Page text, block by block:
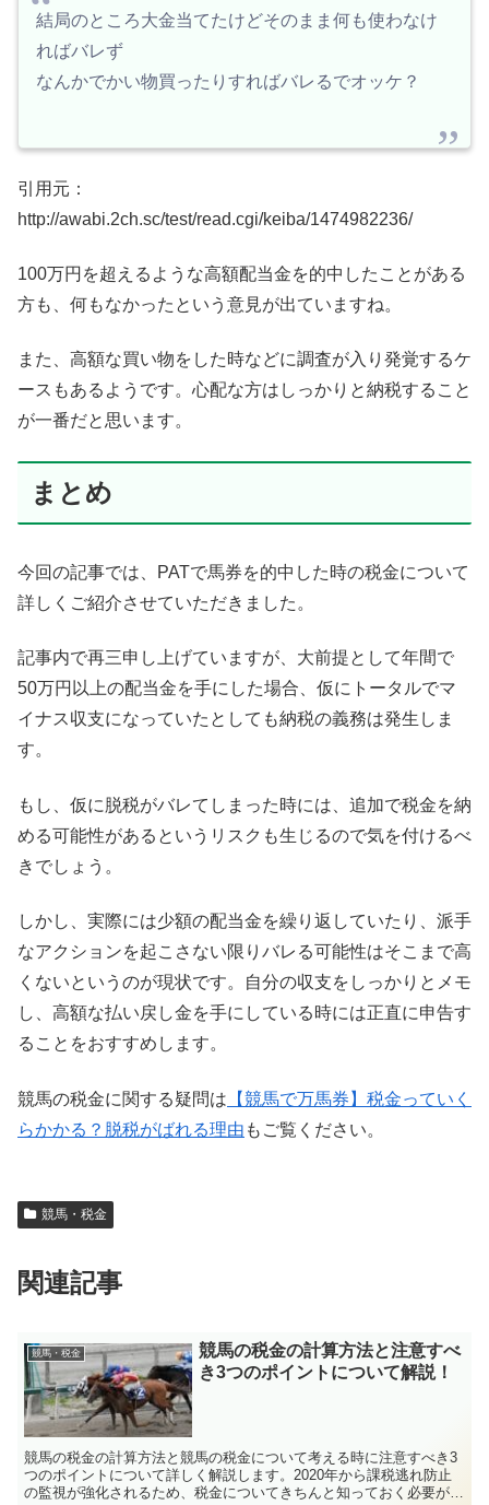
結局のところ大金当てたけどそのまま何も使わなけ
ればバレず
なんかでかい物買ったりすればバレるでオッケ？
引用元：
http://awabi.2ch.sc/test/read.cgi/keiba/1474982236/
100万円を超えるような高額配当金を的中したことがある
方も、何もなかったという意見が出ていますね。
また、高額な買い物をした時などに調査が入り発覚するケ
ースもあるようです。心配な方はしっかりと納税すること
が一番だと思います。
まとめ
今回の記事では、PATで馬券を的中した時の税金について
詳しくご紹介させていただきました。
記事内で再三申し上げていますが、大前提として年間で
50万円以上の配当金を手にした場合、仮にトータルでマ
イナス収支になっていたとしても納税の義務は発生しま
す。
もし、仮に脱税がバレてしまった時には、追加で税金を納
める可能性があるというリスクも生じるので気を付けるべ
きでしょう。
しかし、実際には少額の配当金を繰り返していたり、派手
なアクションを起こさない限りバレる可能性はそこまで高
くないというのが現状です。自分の収支をしっかりとメモ
し、高額な払い戻し金を手にしている時には正直に申告す
ることをおすすめします。
競馬の税金に関する疑問は 【競馬で万馬券】税金っていく
らかかる？脱税がばれる理由 もご覧ください。
競馬・税金
関連記事
競馬・税金
競馬の税金の計算方法と注意すべ
き3つのポイントについて解説！
競馬の税金の計算方法と競馬の税金について考える時に注意すべき3
つのポイントについて詳しく解説します。2020年から課税逃れ防止
の監視が強化されるため、税金についてきちんと知っておく必要があ